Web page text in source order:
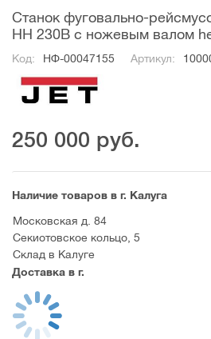
Станок фуговально-
HH 230В с ножевым валом
Код: НФ-00047155 Артикул:
250 000 руб.
Наличие товаров в г. Калуга
Московская д. 84
Секиотовское кольцо, 5
Склад в Калуге
Доставка в г.